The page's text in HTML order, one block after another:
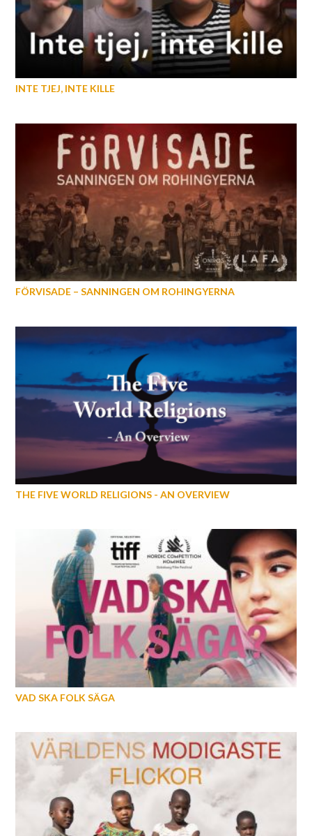
INTE TJEJ, INTE KILLE
FÖRVISADE – SANNINGEN OM ROHINGYERNA
THE FIVE WORLD RELIGIONS - AN OVERVIEW
VAD SKA FOLK SÄGA